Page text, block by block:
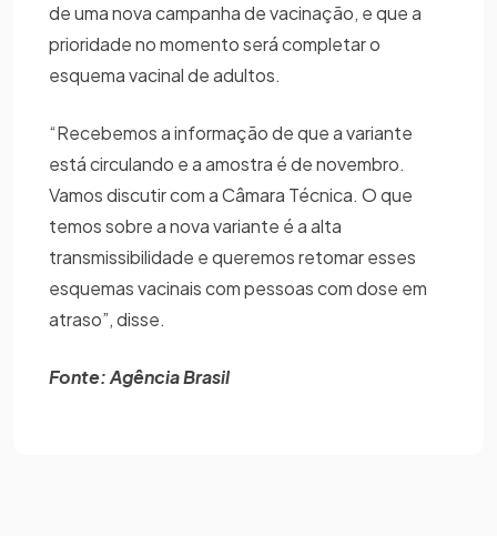
de uma nova campanha de vacinação, e que a
prioridade no momento será completar o
esquema vacinal de adultos.
“Recebemos a informação de que a variante
está circulando e a amostra é de novembro.
Vamos discutir com a Câmara Técnica. O que
temos sobre a nova variante é a alta
transmissibilidade e queremos retomar esses
esquemas vacinais com pessoas com dose em
atraso”, disse.
Fonte: Agência Brasil